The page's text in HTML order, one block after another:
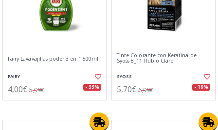
Fairy Lavavajillas poder 3 en 1 500ml
FAIRY
4,00€ 5,99€ - 33%
Tinte Colorante con Keratina de
Syoss 8_11 Rubio Claro
SYOSS
5,70€ 6,99€ - 18%